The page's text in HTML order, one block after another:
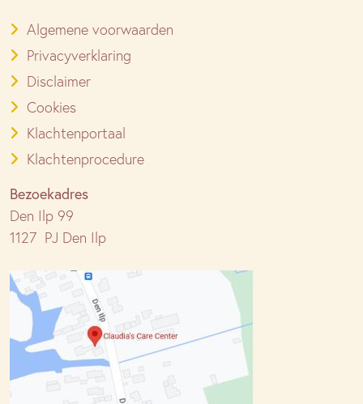
Algemene voorwaarden
Privacyverklaring
Disclaimer
Cookies
Klachtenportaal
Klachtenprocedure
Bezoekadres
Den Ilp 99
1127 PJ Den Ilp